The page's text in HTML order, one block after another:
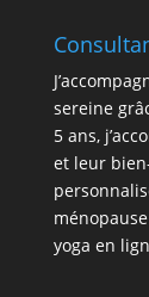
sereine
5 ans,
et leur
yoga en